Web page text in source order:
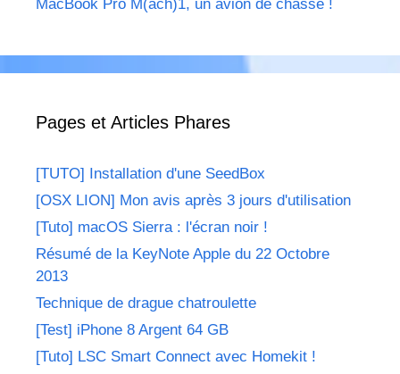
MacBook Pro M(ach)1, un avion de chasse !
Pages et Articles Phares
[TUTO] Installation d'une SeedBox
[OSX LION] Mon avis après 3 jours d'utilisation
[Tuto] macOS Sierra : l'écran noir !
Résumé de la KeyNote Apple du 22 Octobre
2013
Technique de drague chatroulette
[Test] iPhone 8 Argent 64 GB
[Tuto] LSC Smart Connect avec Homekit !